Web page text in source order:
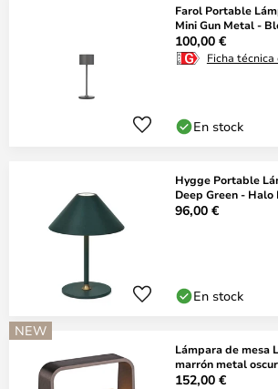
Farol Portable
Mini Gun Metal -
100,00 €
Ficha
En stock
Hygge Portable
Deep Green - Halo
96,00 €
En stock
NEW
Lámpara de mesa
marrón metal
152,00 €